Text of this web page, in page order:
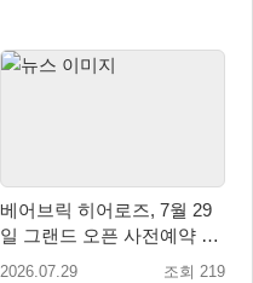
베어브릭 히어로즈, 7월 29
일 그랜드 오픈 사전예약 시
작… 8월 말 오픈 예정
2026.07.29 조회 219